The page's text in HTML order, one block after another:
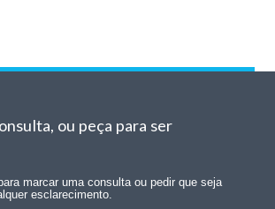
ou peça para ser
marcar uma consulta ou pedir que seja
esclarecimento.